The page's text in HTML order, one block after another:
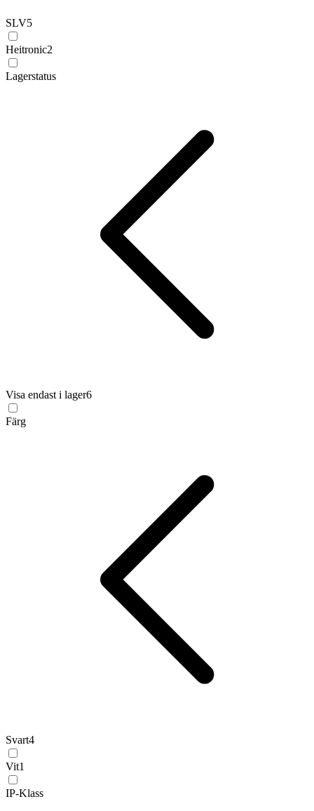
SLV5
Heitronic2
Lagerstatus
Visa endast i lager6
Färg
Svart4
Vit1
IP-Klass